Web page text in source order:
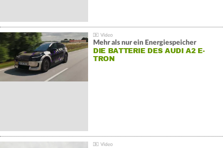
Mehr als nur ein Energiespeicher
DIE BATTERIE DES AUDI A2 E-
TRON